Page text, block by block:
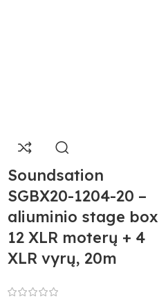
Soundsation
SGBX20-1204-20 –
aliuminio stage box
12 XLR moterų + 4
XLR vyrų, 20m